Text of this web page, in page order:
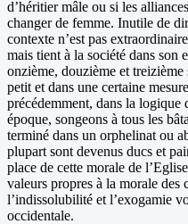
d’héritier mâle ou si les
changer de femme. Inutile de
contexte n’est pas
mais tient à la société dans son
onzième, douzième et
petit et dans une certaine
précédemment, dans la logique
époque, songeons à tous les
terminé dans un orphelinat ou
plupart sont devenus ducs et
place de cette morale de
valeurs propres à la morale des
l’indissolubilité et l’exogamie
occidentale.